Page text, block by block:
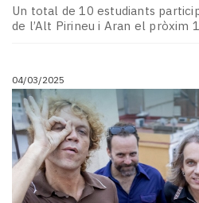
Un total de 10 estudiants
de l’Alt Pirineu i Aran el pròxim
04/03/2025